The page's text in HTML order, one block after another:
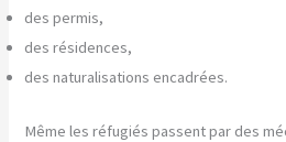
des permis,
des résidences,
des naturalisations encadrées.
Même les réfugiés passent par des